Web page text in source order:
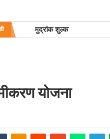
मुद्रांक शुल्क
योजना